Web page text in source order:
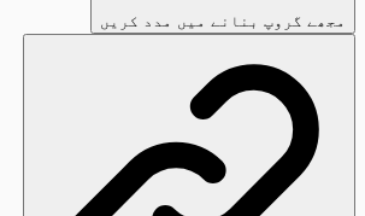
مجھے گروپ بنانے میں مدد کریں